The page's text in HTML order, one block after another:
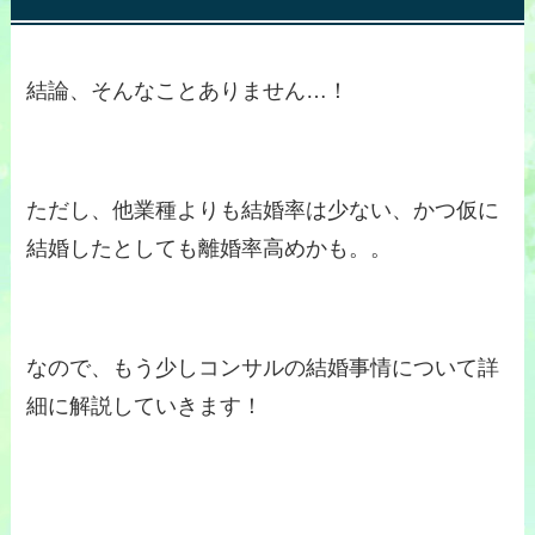
結論、そんなことありません…！
ただし、他業種よりも結婚率は少ない、かつ仮に
結婚したとしても離婚率高めかも。。
なので、もう少しコンサルの結婚事情について詳
細に解説していきます！